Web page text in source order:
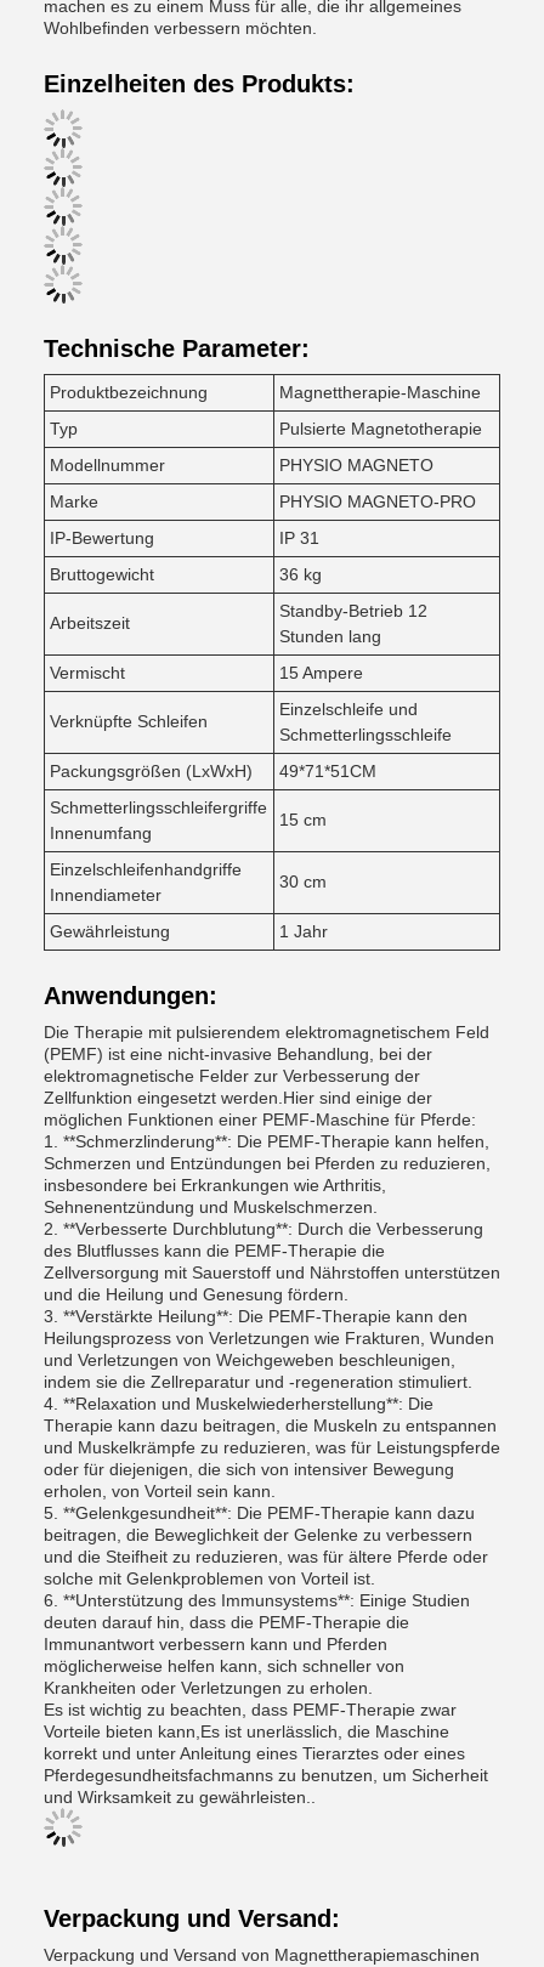
machen es zu einem Muss für alle, die ihr allgemeines
Wohlbefinden verbessern möchten.
Einzelheiten des Produkts:
Technische Parameter:
Produktbezeichnung
Magnettherapie-Maschine
Typ
Pulsierte Magnetotherapie
Modellnummer
PHYSIO MAGNETO
Marke
PHYSIO MAGNETO-PRO
IP-Bewertung
IP 31
Bruttogewicht
36 kg
Arbeitszeit
Standby-Betrieb 12
Stunden lang
Vermischt
15 Ampere
Verknüpfte Schleifen
Einzelschleife und
Schmetterlingsschleife
Packungsgrößen (LxWxH)
49*71*51CM
Schmetterlingsschleifergriffe
Innenumfang
15 cm
Einzelschleifenhandgriffe
Innendiameter
30 cm
Gewährleistung 1 Jahr
Anwendungen:
Die Therapie mit pulsierendem elektromagnetischem Feld
(PEMF) ist eine nicht-invasive Behandlung, bei der
elektromagnetische Felder zur Verbesserung der
Zellfunktion eingesetzt werden.Hier sind einige der
möglichen Funktionen einer PEMF-Maschine für Pferde:
1. **Schmerzlinderung**: Die PEMF-Therapie kann helfen,
Schmerzen und Entzündungen bei Pferden zu reduzieren,
insbesondere bei Erkrankungen wie Arthritis,
Sehnenentzündung und Muskelschmerzen.
2. **Verbesserte Durchblutung**: Durch die Verbesserung
des Blutflusses kann die PEMF-Therapie die
Zellversorgung mit Sauerstoff und Nährstoffen unterstützen
und die Heilung und Genesung fördern.
3. **Verstärkte Heilung**: Die PEMF-Therapie kann den
Heilungsprozess von Verletzungen wie Frakturen, Wunden
und Verletzungen von Weichgeweben beschleunigen,
indem sie die Zellreparatur und -regeneration stimuliert.
4. **Relaxation und Muskelwiederherstellung**: Die
Therapie kann dazu beitragen, die Muskeln zu entspannen
und Muskelkrämpfe zu reduzieren, was für Leistungspferde
oder für diejenigen, die sich von intensiver Bewegung
erholen, von Vorteil sein kann.
5. **Gelenkgesundheit**: Die PEMF-Therapie kann dazu
beitragen, die Beweglichkeit der Gelenke zu verbessern
und die Steifheit zu reduzieren, was für ältere Pferde oder
solche mit Gelenkproblemen von Vorteil ist.
6. **Unterstützung des Immunsystems**: Einige Studien
deuten darauf hin, dass die PEMF-Therapie die
Immunantwort verbessern kann und Pferden
möglicherweise helfen kann, sich schneller von
Krankheiten oder Verletzungen zu erholen.
Es ist wichtig zu beachten, dass PEMF-Therapie zwar
Vorteile bieten kann,Es ist unerlässlich, die Maschine
korrekt und unter Anleitung eines Tierarztes oder eines
Pferdegesundheitsfachmanns zu benutzen, um Sicherheit
und Wirksamkeit zu gewährleisten..
Verpackung und Versand:
Verpackung und Versand von Magnettherapiemaschinen